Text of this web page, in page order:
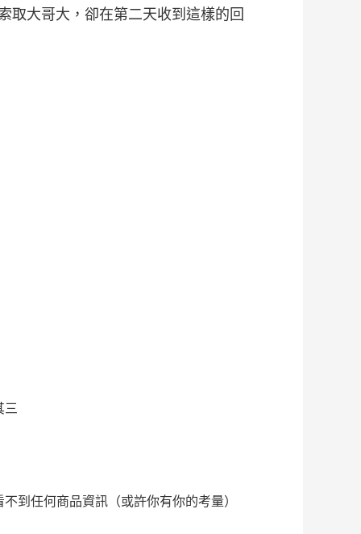
取大哥大，卻在第二天收到這樣的回
三
到任何商品資訊（或許你有你的考量）